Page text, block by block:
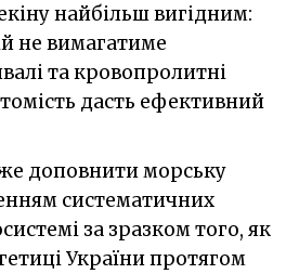
найбільш вигідним:
не вимагатиме
та кровопролитні
дасть ефективний
доповнити морську
систематичних
за зразком того, як
України протягом